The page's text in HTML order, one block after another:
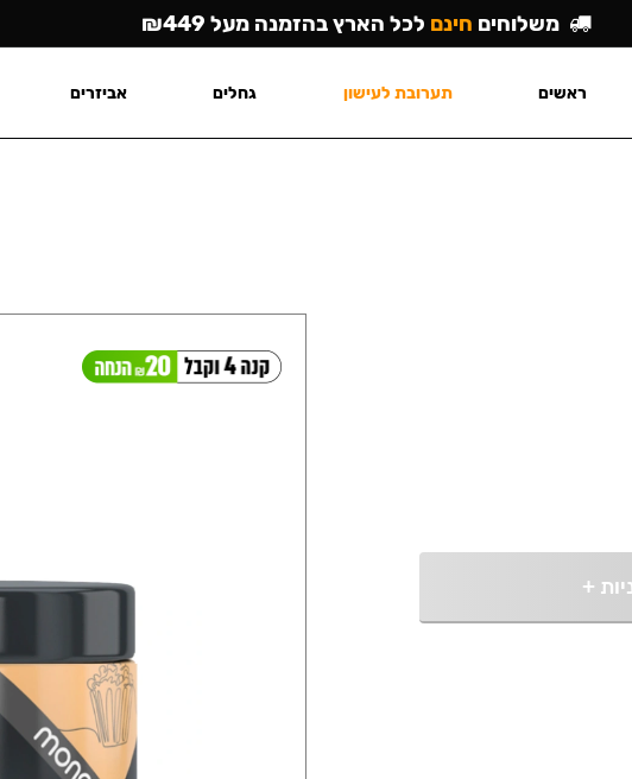
+
משלוחים חינם לכל הארץ בהזמנה מעל ₪449
ראשים תערובת לעישון גחלים אביזרים